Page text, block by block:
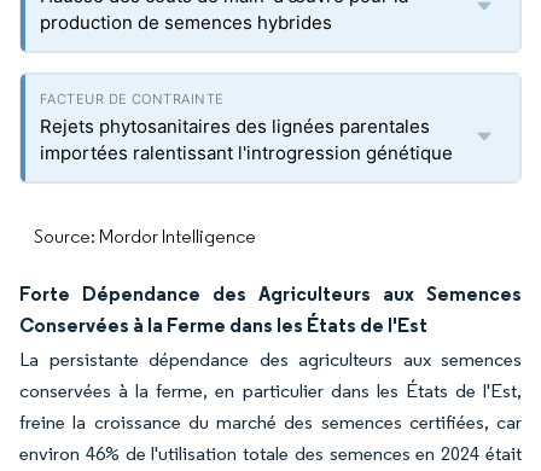
production de semences hybrides
Rejets phytosanitaires des lignées parentales
importées ralentissant l'introgression génétique
Source: Mordor Intelligence
Forte Dépendance des Agriculteurs aux Semences
Conservées à la Ferme dans les États de l'Est
La persistante dépendance des agriculteurs aux semences
conservées à la ferme, en particulier dans les États de l'Est,
freine la croissance du marché des semences certifiées, car
environ 46% de l'utilisation totale des semences en 2024 était